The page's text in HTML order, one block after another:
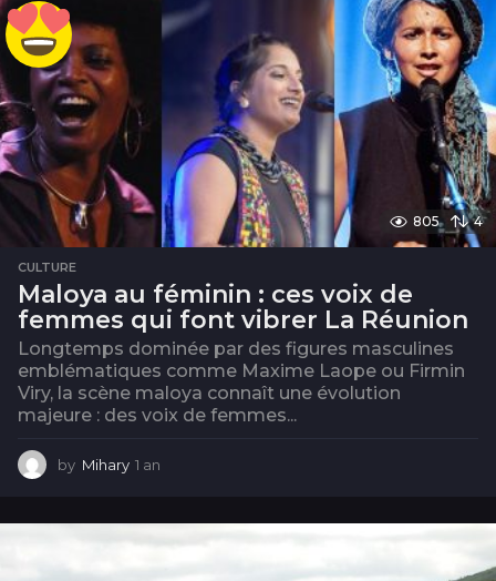
805 4
CULTURE
Maloya au féminin : ces voix de
femmes qui font vibrer La Réunion
Longtemps dominée par des figures masculines
emblématiques comme Maxime Laope ou Firmin
Viry, la scène maloya connaît une évolution
majeure : des voix de femmes...
by Mihary 1 an